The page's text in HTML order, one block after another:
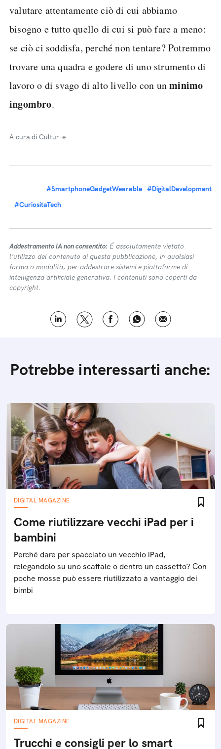
valutare attentamente ciò di cui abbiamo
bisogno e tutto quello di cui si può fare a meno:
se ciò ci soddisfa, perché non tentare? Potremmo
trovare una quadra e godere di uno strumento di
lavoro o di svago di alto livello con unminimo
ingombro.
A cura di Cultur-e
#SmartphoneGadgetWearable #DigitalDevelopment
#CuriositaTech
Addestramento IA non consentito: É assolutamente vietato
l’utilizzo del contenuto di questa pubblicazione, in qualsiasi
forma o modalità, per addestrare sistemi e piattaforme di
intelligenza artificiale generativa. I contenuti sono coperti da
copyright.
Potrebbe interessarti anche:
DIGITAL MAGAZINE
Come riutilizzare vecchi iPad per i
bambini
Perché dare per spacciato un vecchio iPad,
relegandolo su uno scaffale o dentro un cassetto? Con
poche mosse può essere riutilizzato a vantaggio dei
bimbi
DIGITAL MAGAZINE
Trucchi e consigli per lo smart